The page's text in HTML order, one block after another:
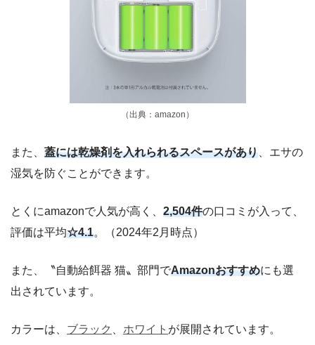
（出典：amazon）
また、 蓋には乾燥剤を入れられるスペースがあり 、エサの
湿気を防ぐことができます。
とくにamazonで人気が高く、 2,504件の口コミが入って、
評価は平均☆4.1。（2024年2月時点）
また、〝自動給餌器 猫〟部門でAmazonおすすめにも選
出されています。
カラーは、 ブラック ホワイト が展開されています。